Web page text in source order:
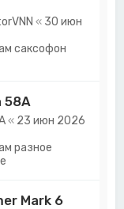
« 30 июн
саксофон
58А
« 23 июн 2026
разное
Mark 6